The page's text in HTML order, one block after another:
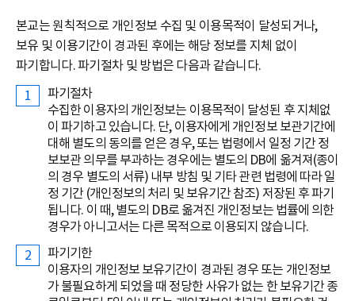
본교는 원칙적으로 개인정보 수집 및 이용목적이 달성되거나,
보유 및 이용기간이 경과된 후에는 해당 정보를 지체 없이
파기합니다. 파기절차 및 방법은 다음과 같습니다.
파기절차
수집한 이용자의 개인정보는 이용목적이 달성된 후 지체없
이 파기하고 있습니다. 단, 이용자에게 개인정보 보관기간에
대해 별도의 동의를 얻은 경우, 또는 법령에서 일정 기간 정
보보관 의무를 부과하는 경우에는 별도의 DB에 옮겨져(종이
의 경우 별도의 서류) 내부 방침 및 기타 관련 법령에 따라 일
정 기간 (개인정보의 처리 및 보유기간 참조) 저장된 후 파기
됩니다. 이 때, 별도의 DB로 옮겨진 개인정보는 법률에 의한
경우가 아니고서는 다른 목적으로 이용되지 않습니다.
파기기한
이용자의 개인정보 보유기간이 경과된 경우 또는 개인정보
가 불필요하게 되었을 때 정당한 사유가 없는 한 보유기간 종